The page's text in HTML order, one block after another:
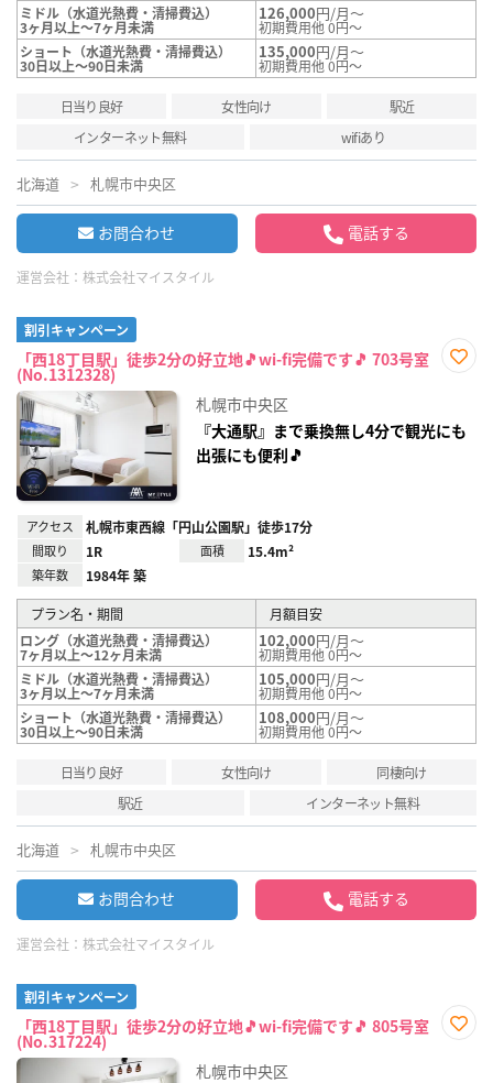
ミドル（水道光熱費・清掃費込）
3ヶ月以上～7ヶ月未満
126,000円/月～
初期費用他 0円～
ショート（水道光熱費・清掃費込）
30日以上～90日未満
135,000円/月～
初期費用他 0円～
日当り良好 女性向け
駅近
インターネット無料
wifiあり
北海道 札幌市中央区
お問合わせ 電話する
運営会社： 株式会社マイスタイル
割引キャンペーン
「西18丁目駅」徒歩2分の好立地🎵wi-fi完備です🎵 703号室
(No.1312328)
録
札幌市中央区
『大通駅』まで乗換無し4分で観光にも
出張にも便利🎵
アクセス 札幌市東西線「円山公園駅」徒歩17分
間取り 1R 面積 15.4m²
築年数 1984年 築
プラン名・期間
月額目安
ロング（水道光熱費・清掃費込）
7ヶ月以上～12ヶ月未満
102,000円/月～
初期費用他 0円～
ミドル（水道光熱費・清掃費込）
3ヶ月以上～7ヶ月未満
105,000円/月～
初期費用他 0円～
ショート（水道光熱費・清掃費込）
30日以上～90日未満
108,000円/月～
初期費用他 0円～
日当り良好 女性向け
同棲向け
駅近
インターネット無料
北海道 札幌市中央区
お問合わせ 電話する
運営会社： 株式会社マイスタイル
割引キャンペーン
「西18丁目駅」徒歩2分の好立地🎵wi-fi完備です🎵 805号室
(No.317224)
札幌市中央区